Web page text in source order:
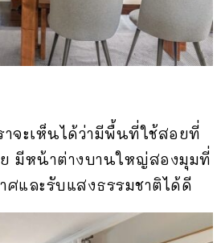
จะเห็นได้ว่ามีพื้นที่ใช้สอยที่
ย มีหน้าต่างบานใหญ่สองมุมที่
ศและรับแสงธรรมชาติได้ดี